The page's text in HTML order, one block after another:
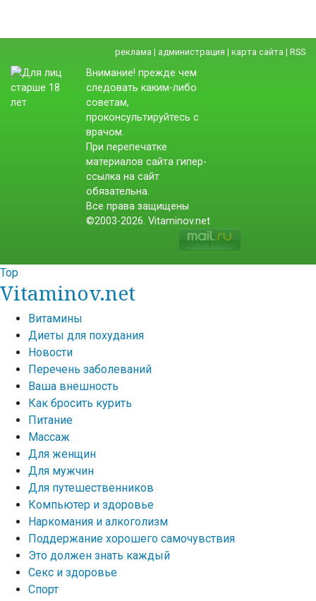
реклама | администрация | карта сайта | RSS
Внимание! прежде чем
следовать каким-либо
советам,
проконсультируйтесь с
врачом.
При перепечатке
материалов сайта гипер-
ссылка на сайт
обязательна.
Все права защищены
©2003-2026. Vitaminov.net
Top
Vitaminov.net
Витамины
Диеты для похудания
Новости
Перечень заболеваний
Ваша внешность
Как бросить курить
Питание
Массаж
Для женщин
Для мужчин
Для путешественников
Компьютер и здоровье
Наркомания и алкоголизм
Поддержание хорошего самочувствия
Это должен знать каждый
Секс и здоровье
Спорт